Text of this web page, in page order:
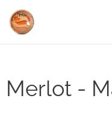
Merlot -